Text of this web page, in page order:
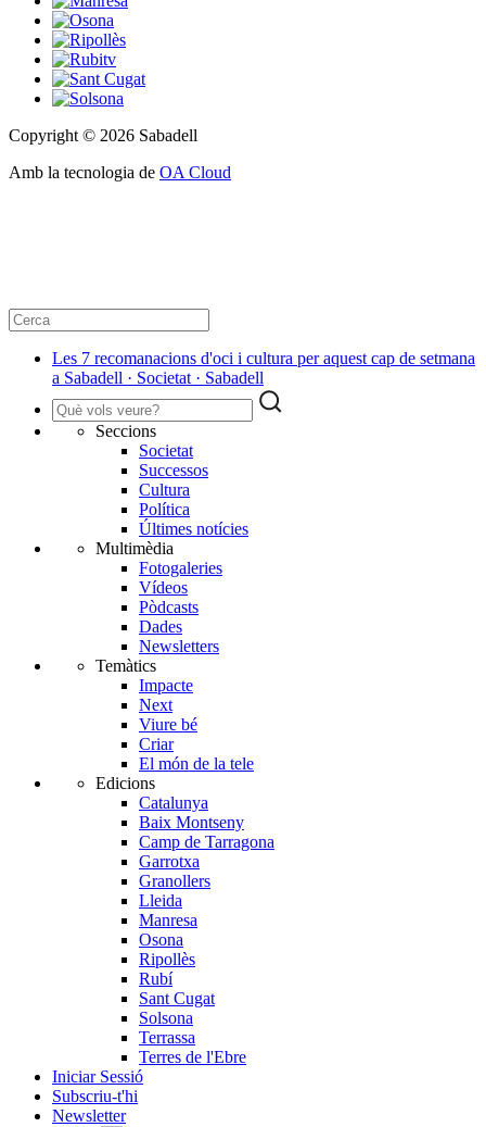
Copyright © 2026 Sabadell
Amb la tecnologia de OA Cloud
Les 7 recomanacions d'oci i cultura per aquest cap de setmana
a Sabadell · Societat · Sabadell
Seccions
Societat
Successos
Cultura
Política
Últimes notícies
Multimèdia
Fotogaleries
Vídeos
Pòdcasts
Dades
Newsletters
Temàtics
Impacte
Next
Viure bé
Criar
El món de la tele
Edicions
Catalunya
Baix Montseny
Camp de Tarragona
Garrotxa
Granollers
Lleida
Manresa
Osona
Ripollès
Rubí
Sant Cugat
Solsona
Terrassa
Terres de l'Ebre
Iniciar Sessió
Subscriu-t'hi
Newsletter